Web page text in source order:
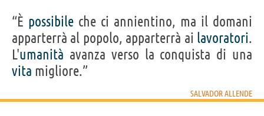
Frasi, citazioni e aforismi di Salvador Allende
8IN ITALIANO
“Essere giovane e non essere rivoluzionario è una
“È possibile che ci annientino, ma il domani
apparterrà al popolo, apparterrà ai lavoratori.
L'umanità avanza verso la conquista di una
vita migliore.”
SALVADOR ALLENDE